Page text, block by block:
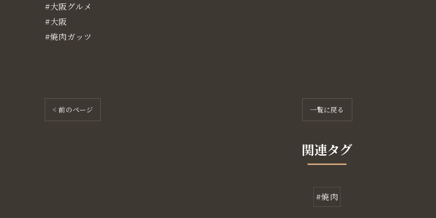
#大阪グルメ
#大阪
#焼肉ガッツ
< 前のページ 一覧に戻る
関連タグ
#焼肉